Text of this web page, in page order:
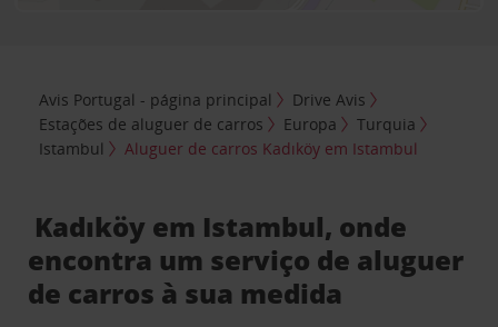
Avis Portugal - página principal
Drive Avis
Estações de aluguer de carros
Europa
Turquia
Istambul
Aluguer de carros Kadıköy em Istambul
Kadıköy em Istambul, onde
encontra um serviço de aluguer
de carros à sua medida